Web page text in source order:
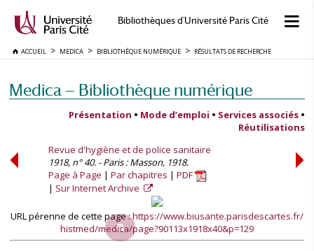
Bibliothèques d'Université Paris Cité
ACCUEIL MEDICA BIBLIOTHÈQUE NUMÉRIQUE RÉSULTATS DE RECHERCHE
Medica — Bibliothèque numérique
Présentation • Mode d’emploi • Services associés •
Réutilisations
Revue d'hygiène et de police sanitaire
1918, n° 40. - Paris : Masson, 1918.
Page à Page
Par chapitres
PDF
Sur Internet Archive
URL pérenne de cette page :https://www.biusante.parisdescartes.fr/
histmed/medica/page?90113x1918x40&p=129